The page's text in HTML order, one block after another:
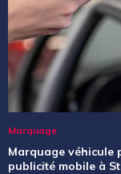
Marquage
Marquage véhicule
publicité mobile à